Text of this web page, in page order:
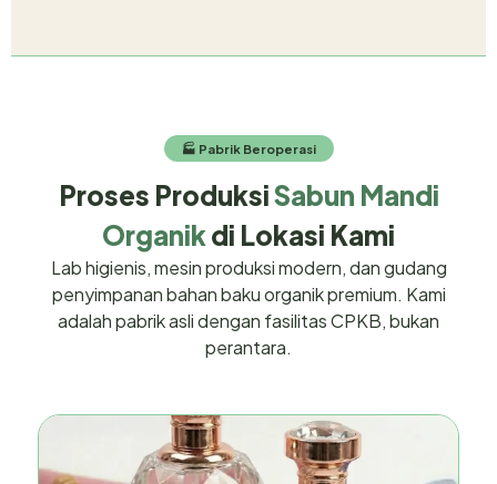
🏭 Pabrik Beroperasi
Proses ProduksiSabun Mandi
Organikdi Lokasi Kami
Lab higienis, mesin produksi modern, dan gudang
penyimpanan bahan baku organik premium. Kami
adalah pabrik asli dengan fasilitas CPKB, bukan
perantara.